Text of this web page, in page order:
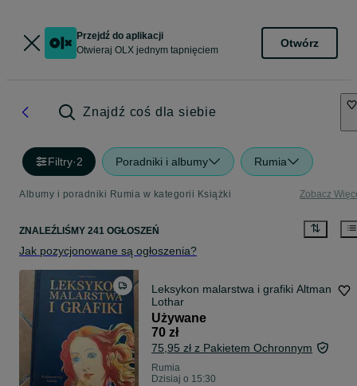
Przejdź do aplikacji
Otwieraj OLX jednym tapnięciem
Otwórz
Znajdź coś dla siebie
Filtry·2 Poradniki i albumy Rumia
Albumy i poradniki Rumia w kategorii Książki Zobacz
ZNALEŹLIŚMY 241 OGŁOSZEŃ
Jak pozycjonowane są ogłoszenia?
Leksykon malarstwa i grafiki Altman
Lothar
Używane
70 zł
75,95 zł z Pakietem Ochronnym
Rumia
Dzisiaj o 15:30